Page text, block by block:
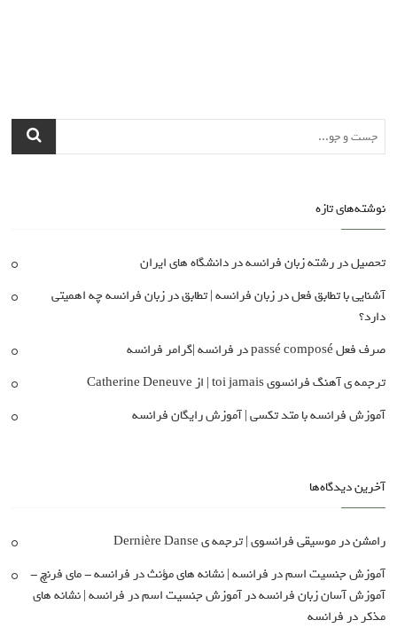
نوشته‌های تازه
تحصیل در رشته زبان فرانسه در دانشگاه های ایران
آشنایی با تطابق فعل در زبان فرانسه | تطابق در زبان فرانسه چه اهمیتی
دارد؟
صرف فعل passé composé در فرانسه |گرامر فرانسه
ترجمه ی آهنگ فرانسوی toi jamais | از Catherine Deneuve
آموزش فرانسه با متد تکسی | آموزش رایگان فرانسه
آخرین دیدگاه‌ها
رامشندرموسیقی فرانسوی | ترجمه ی Dernière Danse
آموزش جنسیت اسم در فرانسه | نشانه های مؤنث در فرانسه - مای فرنچ -
آموزش آسان زبان فرانسهدرآموزش جنسیت اسم در فرانسه | نشانه های
مذکر در فرانسه